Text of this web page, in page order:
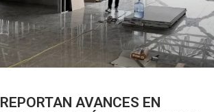
REPORTAN AVANCES EN